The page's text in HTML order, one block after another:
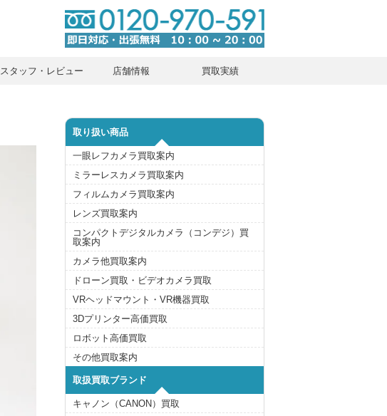
スタッフ・レビュー 店舗情報 買取実績
取り扱い商品
一眼レフカメラ買取案内
ミラーレスカメラ買取案内
フィルムカメラ買取案内
レンズ買取案内
コンパクトデジタルカメラ（コンデジ）買
取案内
カメラ他買取案内
ドローン買取・ビデオカメラ買取
VRヘッドマウント・VR機器買取
3Dプリンター高価買取
ロボット高価買取
その他買取案内
取扱買取ブランド
キャノン（CANON）買取